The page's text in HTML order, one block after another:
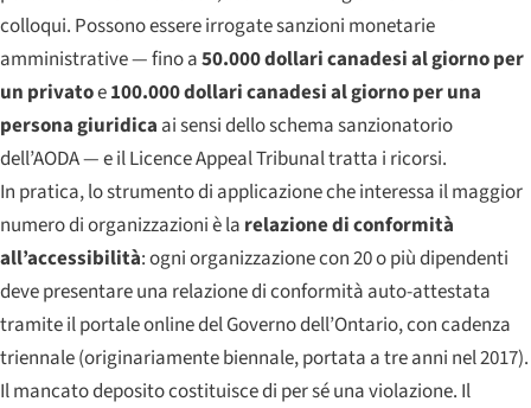
colloqui. Possono essere irrogate sanzioni monetarie
amministrative — fino a50.000 dollari canadesi al giorno per
un privatoe100.000 dollari canadesi al giorno per una
persona giuridica ai sensi dello schema sanzionatorio
dell’AODA — e il Licence Appeal Tribunal tratta i ricorsi.
In pratica, lo strumento di applicazione che interessa il maggior
numero di organizzazioni è la relazione di conformità
all’accessibilità: ogni organizzazione con 20 o più dipendenti
deve presentare una relazione di conformità auto-attestata
tramite il portale online del Governo dell’Ontario, con cadenza
triennale (originariamente biennale, portata a tre anni nel 2017).
Il mancato deposito costituisce di per sé una violazione. Il